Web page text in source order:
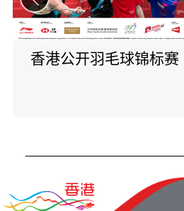
香港公开羽毛球锦标赛